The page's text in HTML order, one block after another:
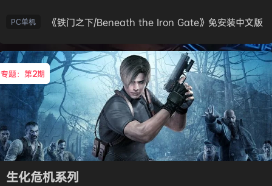
PC单机 《铁门之下/Beneath the Iron Gate》免安装中文版
专题：第2期
生化危机系列